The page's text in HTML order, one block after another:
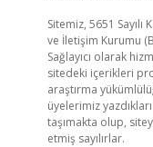
Sitemiz, 5651
ve İletişim Kurumu
Sağlayıcı olarak
sitedeki içerikleri
araştırma
üyelerimiz
taşımakta olup,
etmiş sayılırlar.